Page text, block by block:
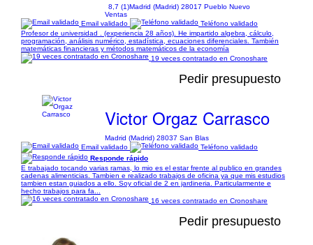
8,7 (1)Madrid (Madrid) 28017 Pueblo Nuevo
Ventas
Email validado
Teléfono validado
Profesor de universidad . (experiencia 28 años). He impartido algebra, cálculo,
programación, análisis numérico, estadística, ecuaciones diferenciales. También
matemáticas financieras y métodos matemáticos de la economía
19 veces contratado en Cronoshare
Pedir presupuesto
Victor Orgaz Carrasco
Madrid (Madrid) 28037 San Blas
Email validado
Teléfono validado
Responde rápido
E trabajado tocando varias ramas, lo mio es el estar frente al publico en grandes
cadenas alimenticias. Tambien e realizado trabajos de oficina ya que mis estudios
tambien estan guiados a ello. Soy oficial de 2 en jardineria. Particularmente e
hecho trabajos para fa...
16 veces contratado en Cronoshare
Pedir presupuesto